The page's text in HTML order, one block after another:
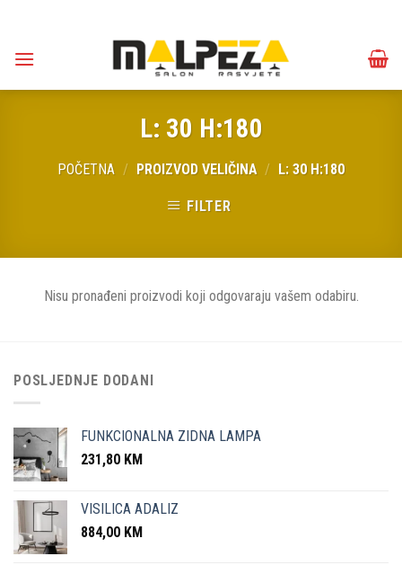
content
L: 30 H:180
POČETNA / PROIZVOD VELIČINA / L: 30 H:180
FILTER
Nisu pronađeni proizvodi koji odgovaraju vašem odabiru.
POSLJEDNJE DODANI
FUNKCIONALNA ZIDNA LAMPA
231,80 KM
VISILICA ADALIZ
884,00 KM